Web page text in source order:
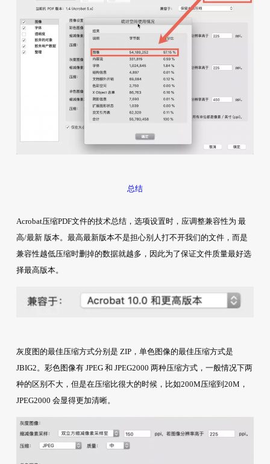
总结
Acrobat压缩PDF文件的技术总结，选项设置时，应调整兼容性为 最
高/最新 版本。最高最新版本不是担心别人打不开我们的文件，而是
兼容性越低压缩时删掉的数据就越多，因此为了保证文件质量最好选
择最高版本。
灰度图的最佳压缩方式分别是 ZIP，单色图像的最佳压缩方式是
JBIG2。彩色图像有 JPEG 和 JPEG2000 两种压缩方式，一般情况下两
种的区别不大，但是在压缩比很大的时候，比如200M压缩到20M，
JPEG2000 会显得更加清晰。